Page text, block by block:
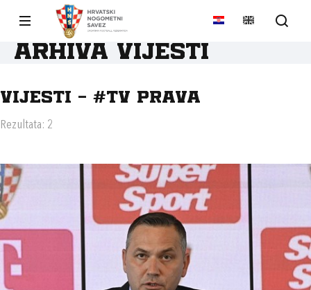
Arhiva vijesti
Vijesti - #TV PRAVA
Rezultata: 2